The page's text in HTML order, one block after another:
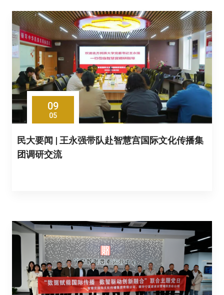
09
05
民大要闻 | 王永强带队赴智慧宫国际文化传播集
团调研交流